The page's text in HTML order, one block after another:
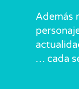
Además
… cada